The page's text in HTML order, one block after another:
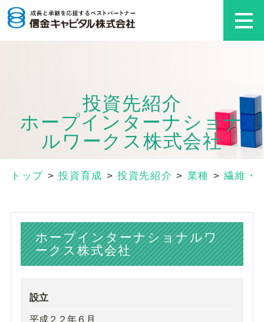
投資先紹介
ホープインターナショナ
ルワークス株式会社
トップ >投資育成 >投資先紹介 > 業種 >繊維・
ホープインターナショナルワ
ークス株式会社
設立
平成２２年６月